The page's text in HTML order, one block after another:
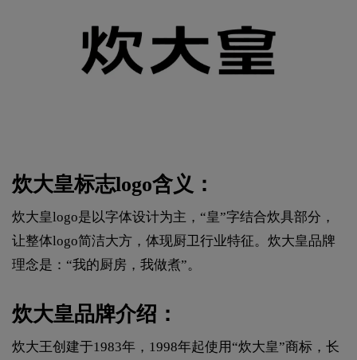
炊大皇标志logo含义：
炊大皇logo是以字体设计为主，“皇”字结合炊具部分，
让整体logo简洁大方，体现厨卫行业特征。炊大皇品牌
理念是：“我的厨房，我做煮”。
炊大皇品牌介绍：
炊大王创建于1983年，1998年起使用“炊大皇”商标，长